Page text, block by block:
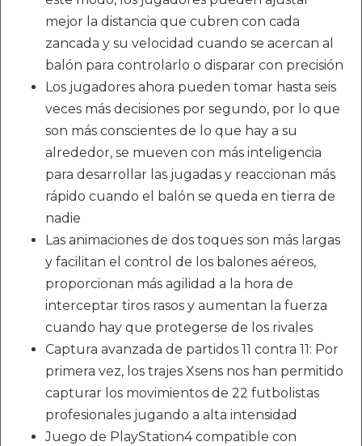
mejor la distancia que cubren con cada
zancada y su velocidad cuando se acercan al
balón para controlarlo o disparar con precisión
Los jugadores ahora pueden tomar hasta seis
veces más decisiones por segundo, por lo que
son más conscientes de lo que hay a su
alrededor, se mueven con más inteligencia
para desarrollar las jugadas y reaccionan más
rápido cuando el balón se queda en tierra de
nadie
Las animaciones de dos toques son más largas
y facilitan el control de los balones aéreos,
proporcionan más agilidad a la hora de
interceptar tiros rasos y aumentan la fuerza
cuando hay que protegerse de los rivales
Captura avanzada de partidos 11 contra 11: Por
primera vez, los trajes Xsens nos han permitido
capturar los movimientos de 22 futbolistas
profesionales jugando a alta intensidad
Juego de PlayStation4 compatible con